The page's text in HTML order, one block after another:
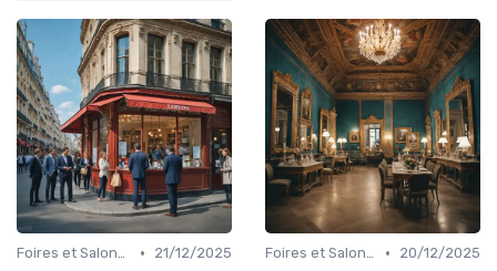
Foires et Salons Grand Public •
21/12/2025
Foires et Salons Grand Public •
20/12/2025